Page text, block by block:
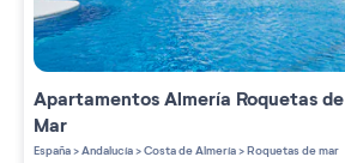
ApartamentosAlmería Roquetas de
Mar
España>Andalucía>Costa de Almería>Roquetas de mar